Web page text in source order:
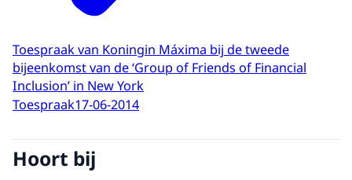
Toespraak van Koningin Máxima bij de tweede
bijeenkomst van de ‘Group of Friends of Financial
Inclusion’ in New York
Toespraak17-06-2014
Hoort bij